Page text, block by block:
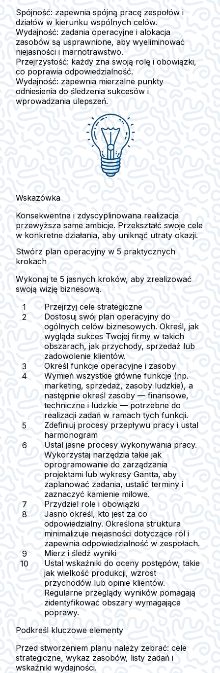
Spójność: zapewnia spójną pracę zespołów i
działów w kierunku wspólnych celów.
Wydajność: zadania operacyjne i alokacja
zasobów są usprawnione, aby wyeliminować
niejasności i marnotrawstwo.
Przejrzystość: każdy zna swoją rolę i obowiązki,
co poprawia odpowiedzialność.
Wydajność: zapewnia mierzalne punkty
odniesienia do śledzenia sukcesów i
wprowadzania ulepszeń.
Wskazówka
Konsekwentna i zdyscyplinowana realizacja
przewyższa same ambicje. Przekształć swoje cele
w konkretne działania, aby uniknąć utraty okazji.
Stwórz plan operacyjny w 5 praktycznych
krokach
Wykonaj te 5 jasnych kroków, aby zrealizować
swoją wizję biznesową.
Przejrzyj cele strategiczne
Dostosuj swój plan operacyjny do
ogólnych celów biznesowych. Określ, jak
wygląda sukces Twojej firmy w takich
obszarach, jak przychody, sprzedaż lub
zadowolenie klientów.
Określ funkcje operacyjne i zasoby
Wymień wszystkie główne funkcje (np.
marketing, sprzedaż, zasoby ludzkie), a
następnie określ zasoby — finansowe,
techniczne i ludzkie — potrzebne do
realizacji zadań w ramach tych funkcji.
Zdefiniuj procesy przepływu pracy i ustal
harmonogram
Ustal jasne procesy wykonywania pracy.
Wykorzystaj narzędzia takie jak
oprogramowanie do zarządzania
projektami lub wykresy Gantta, aby
zaplanować zadania, ustalić terminy i
zaznaczyć kamienie milowe.
Przydziel role i obowiązki
Jasno określ, kto jest za co
odpowiedzialny. Określona struktura
minimalizuje niejasności dotyczące ról i
zapewnia odpowiedzialność w zespołach.
Mierz i śledź wyniki
Ustal wskaźniki do oceny postępów, takie
jak wielkość produkcji, wzrost
przychodów lub opinie klientów.
Regularne przeglądy wyników pomagają
zidentyfikować obszary wymagające
poprawy.
Podkreśl kluczowe elementy
Przed stworzeniem planu należy zebrać: cele
strategiczne, wykaz zasobów, listy zadań i
wskaźniki wydajności.